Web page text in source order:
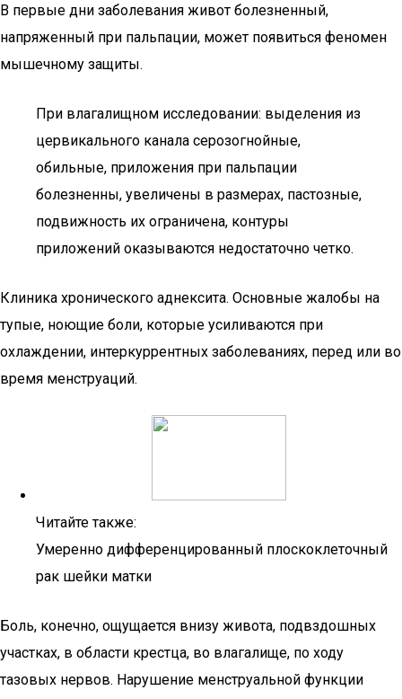
В первые дни заболевания живот болезненный,
напряженный при пальпации, может появиться феномен
мышечному защиты.
При влагалищном исследовании: выделения из
цервикального канала серозогнойные,
обильные, приложения при пальпации
болезненны, увеличены в размерах, пастозные,
подвижность их ограничена, контуры
приложений оказываются недостаточно четко.
Клиника хронического аднексита. Основные жалобы на
тупые, ноющие боли, которые усиливаются при
охлаждении, интеркуррентных заболеваниях, перед или во
время менструаций.
Читайте также:
Умеренно дифференцированный плоскоклеточный
рак шейки матки
Боль, конечно, ощущается внизу живота, подвздошных
участках, в области крестца, во влагалище, по ходу
тазовых нервов. Нарушение менструальной функции